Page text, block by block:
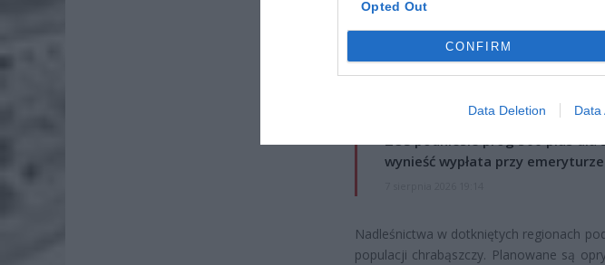
Opted Out
CONFIRM
Data Deletion Data
ZOBACZ RÓWNIEŻ:
Nawet 3600 zł miesięcznie
rodziców dzieci do 3. roku życia
7 sierpnia 2026 19:29
wynieść wypłata przy
Nadleśnictwa w dotkniętych regionach
populacji chrabąszczy. Planowane są